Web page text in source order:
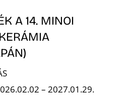
A 14. MINOI
– 2027.01.29.